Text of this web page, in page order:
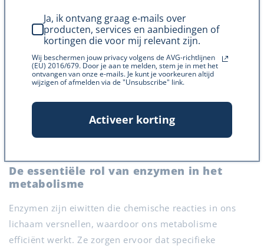
levensstijlbestaat uit een mix van goed eten,
regelmatig bewegen, zorgen voor je mentale
gezondheid en regelmatige doktersbezoeken.
De werking van metabolisme en de
De essentiële rol van enzymen in het
metabolisme
Enzymen zijn eiwitten die chemische reacties in ons
lichaam versnellen, waardoor ons metabolisme
efficiënt werkt. Ze zorgen ervoor dat specifieke
Ja, ik ontvang graag e-mails over
producten, services en aanbiedingen of
kortingen die voor mij relevant zijn.
Wij beschermen jouw privacy volgens de AVG-richtlijnen
(EU) 2016/679. Door je aan te melden, stem je in met het
ontvangen van onze e-mails. Je kunt je voorkeuren altijd
wijzigen of afmelden via de "Unsubscribe" link.
Activeer korting